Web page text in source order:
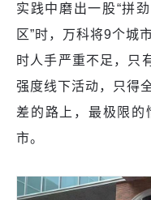
实践中磨出一股“拼
区”时，万科将9个城
时人手严重不足，只
强度线下活动，只得
差的路上，最极限
市。